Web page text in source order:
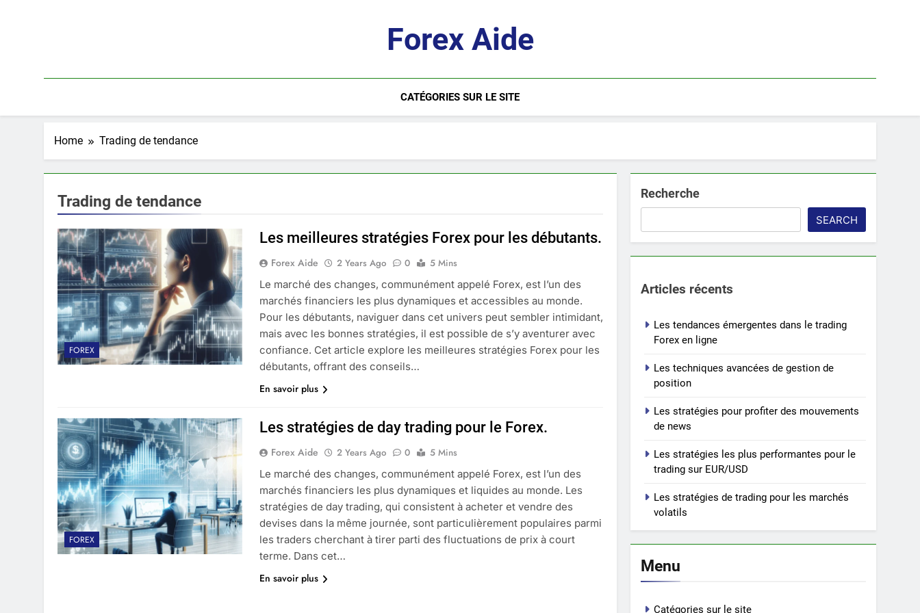
Forex Aide
CATÉGORIES SUR LE SITE
Home Trading de tendance
Trading de tendance
FOREX
Les meilleures stratégies Forex pour les débutants.
Forex Aide 2 Years Ago 0
5 Mins
Le marché des changes, communément appelé Forex, est l’un des
marchés financiers les plus dynamiques et accessibles au monde.
Pour les débutants, naviguer dans cet univers peut sembler intimidant,
mais avec les bonnes stratégies, il est possible de s’y aventurer avec
confiance. Cet article explore les meilleures stratégies Forex pour les
débutants, offrant des conseils…
En savoir plus
FOREX
Les stratégies de day trading pour le Forex.
Forex Aide 2 Years Ago 0
5 Mins
Le marché des changes, communément appelé Forex, est l’un des
marchés financiers les plus dynamiques et liquides au monde. Les
stratégies de day trading, qui consistent à acheter et vendre des
devises dans la même journée, sont particulièrement populaires parmi
les traders cherchant à tirer parti des fluctuations de prix à court
terme. Dans cet…
En savoir plus
Recherche
SEARCH
Articles récents
Les tendances émergentes dans le trading
Forex en ligne
Les techniques avancées de gestion de
position
Les stratégies pour profiter des mouvements
de news
Les stratégies les plus performantes pour le
trading sur EUR/USD
Les stratégies de trading pour les marchés
volatils
Menu
Catégories sur le site